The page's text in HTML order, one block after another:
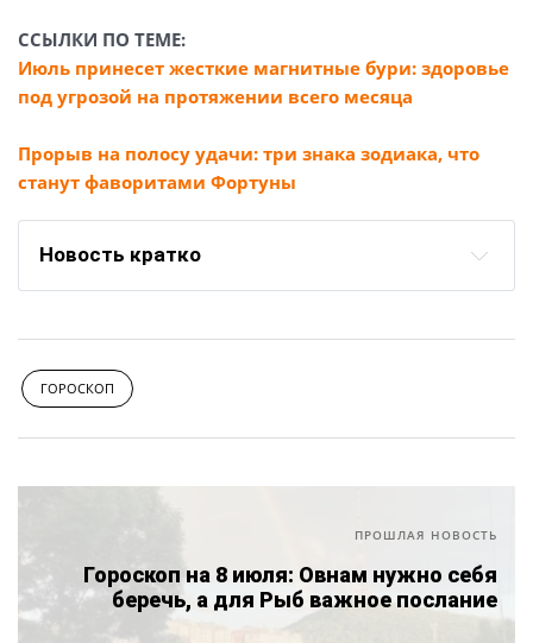
ССЫЛКИ ПО ТЕМЕ:
Июль принесет жесткие магнитные бури: здоровье
под угрозой на протяжении всего месяца
Прорыв на полосу удачи: три знака зодиака, что
станут фаворитами Фортуны
Новость кратко
ГОРОСКОП
ПРОШЛАЯ НОВОСТЬ
Гороскоп на 8 июля: Овнам нужно себя
беречь, а для Рыб важное послание